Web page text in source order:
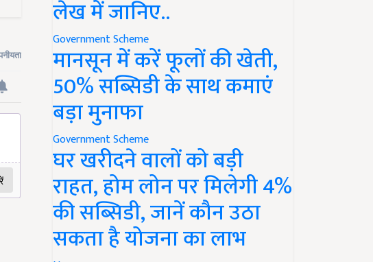
लेख में जानिए..
Government Scheme
मानसून में करें फूलों की खेती,
50% सब्सिडी के साथ कमाएं
बड़ा मुनाफा
Government Scheme
घर खरीदने वालों को बड़ी
राहत, होम लोन पर मिलेगी 4%
की सब्सिडी, जानें कौन उठा
सकता है योजना का लाभ